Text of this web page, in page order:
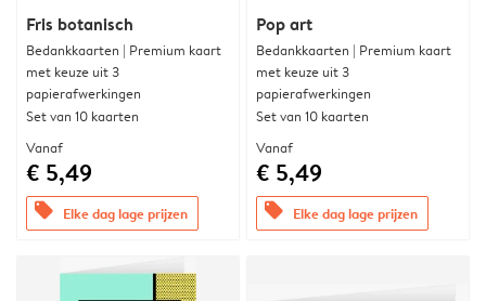
Fris botanisch
Bedankkaarten | Premium kaart
met keuze uit 3
papierafwerkingen
Set van 10 kaarten
Vanaf
€ 5,49
offers Elke dag lage prijzen
Pop art
Bedankkaarten | Premium kaart
met keuze uit 3
papierafwerkingen
Set van 10 kaarten
Vanaf
€ 5,49
offers Elke dag lage prijzen